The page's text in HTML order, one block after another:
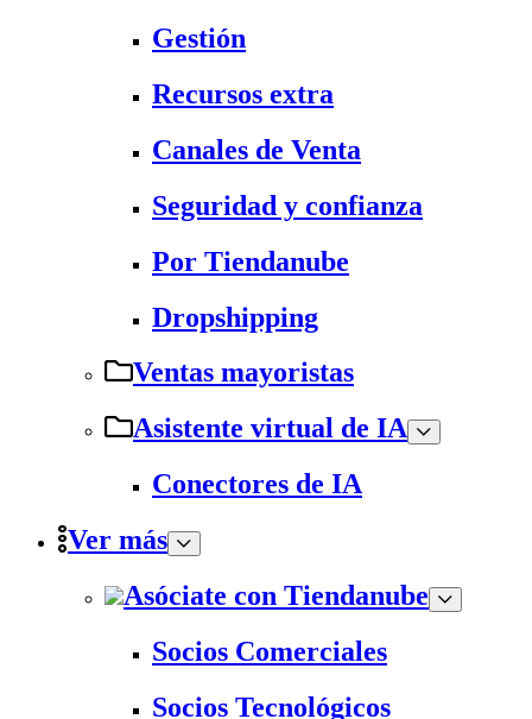
Gestión
Recursos extra
Canales de Venta
Seguridad y confianza
Por Tiendanube
Dropshipping
Ventas mayoristas
Asistente virtual de IA
Conectores de IA
Ver más
Asóciate con Tiendanube
Socios Comerciales
Socios Tecnológicos